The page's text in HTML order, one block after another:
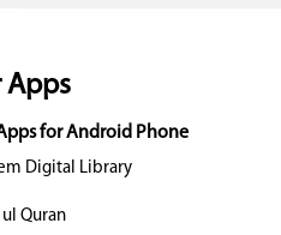
Apps
for Android Phone
Digital Library
ul Quran